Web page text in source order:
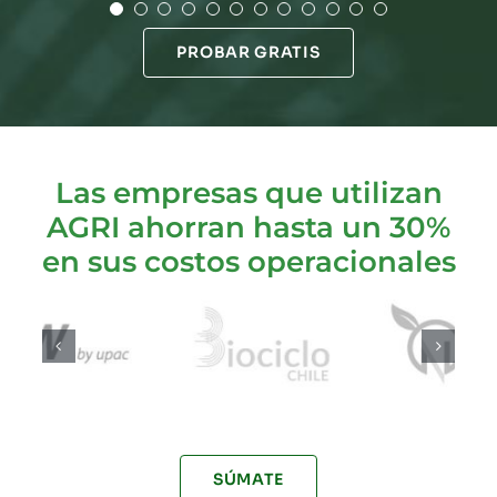
PROBAR GRATIS
Las empresas que utilizan
AGRI ahorran hasta un 30%
en sus costos operacionales
SÚMATE